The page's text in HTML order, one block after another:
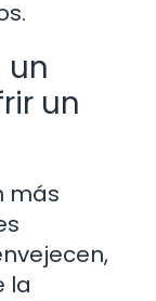
un
un
más
la